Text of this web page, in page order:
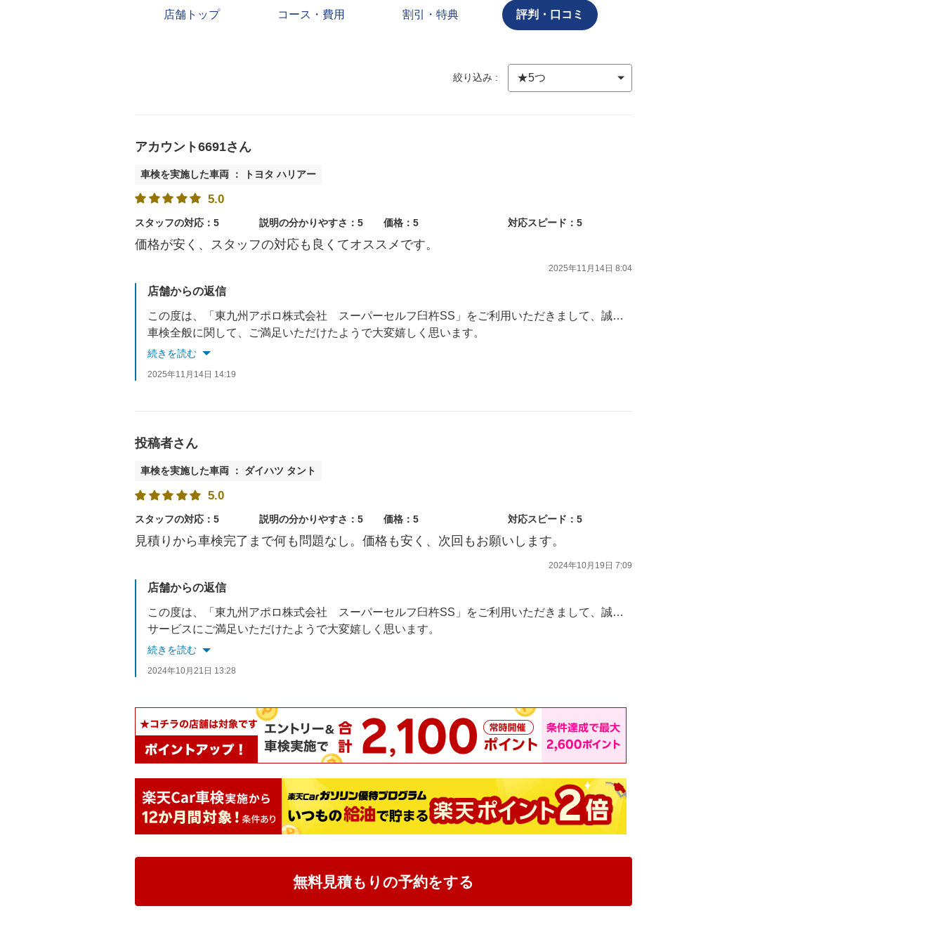
店舗トップ コース・費用 割引・特典 評判・口コミ
絞り込み :
アカウント6691さん
車検を実施した車両 ： トヨタ ハリアー
5.0
スタッフの対応：5 説明の分かりやすさ：5 価格：5 対応スピード：5
価格が安く、スタッフの対応も良くてオススメです。
2025年11月14日 8:04
店舗からの返信
この度は、「東九州アポロ株式会社 スーパーセルフ臼杵SS」をご利用いただきまして、誠にありがとうございます。
車検全般に関して、ご満足いただけたようで大変嬉しく思います。
スタッフ一同、またのご来店を心よりお待ちしております。
続きを読む
2025年11月14日 14:19
投稿者さん
車検を実施した車両 ： ダイハツ タント
5.0
スタッフの対応：5 説明の分かりやすさ：5 価格：5 対応スピード：5
見積りから車検完了まで何も問題なし。価格も安く、次回もお願いします。
2024年10月19日 7:09
店舗からの返信
この度は、「東九州アポロ株式会社 スーパーセルフ臼杵SS」をご利用いただきまして、誠にありがとうございます。
サービスにご満足いただけたようで大変嬉しく思います。
スタッフ一同、またのご来店を心よりお待ちしております。
続きを読む
2024年10月21日 13:28
無料見積もりの予約をする